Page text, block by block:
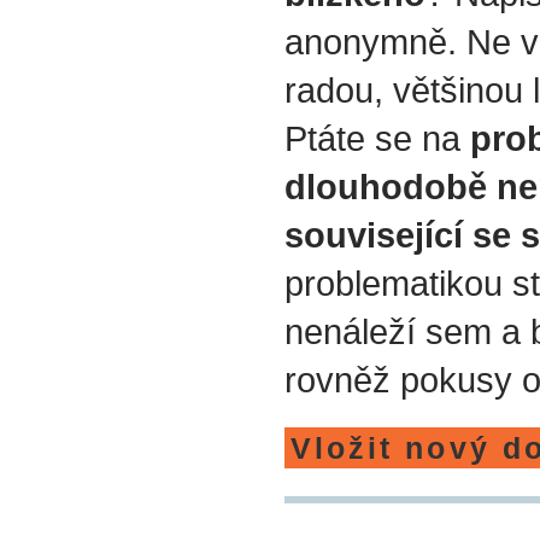
anonymně. Ne
radou, většinou
Ptáte se na
dlouhodobě
související se
problematikou
nenáleží sem a
rovněž pokusy
Vložit nový